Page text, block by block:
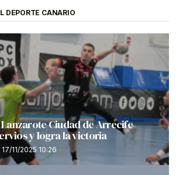
DEPORTE CANARIO
Ciudad de Arrecife
y logra la victoria
17/11/2025 10:26